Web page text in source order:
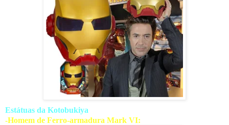
Estátuas da Kotobukiya
-Homem de Ferro-armadura Mark VI: